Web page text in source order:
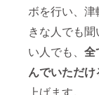
ボを行い、
きな人でも
い人でも、 全
んでいただけ